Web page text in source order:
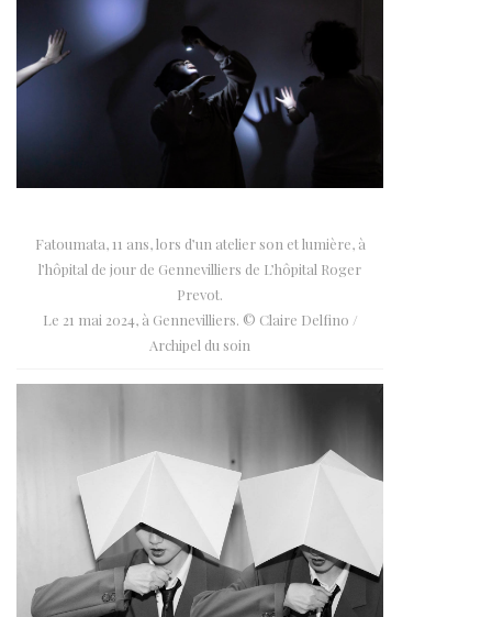
Fatoumata, 11 ans, lors d’un atelier son et lumière, à
l’hôpital de jour de Gennevilliers de L’hôpital Roger
Prevot.
Le 21 mai 2024, à Gennevilliers. © Claire Delfino /
Archipel du soin